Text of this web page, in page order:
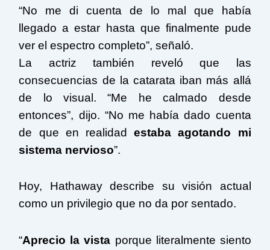
“No me di cuenta de lo mal que había
llegado a estar hasta que finalmente pude
ver el espectro completo”, señaló.
La actriz también reveló que las
consecuencias de la catarata iban más allá
de lo visual. “Me he calmado desde
entonces”, dijo. “No me había dado cuenta
de que en realidadestaba agotando mi
sistema nervioso”.
Hoy, Hathaway describe su visión actual
como un privilegio que no da por sentado.
“Aprecio la vista porque literalmente siento